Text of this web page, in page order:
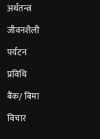
अर्थतन्त्र
जीवनशैली
पर्यटन
प्रविधि
बैंक/ बिमा
विचार